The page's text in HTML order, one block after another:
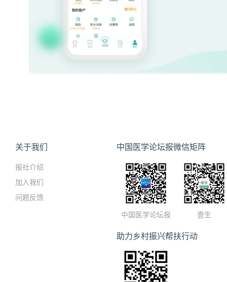
关于我们
报社介绍
加入我们
问题反馈
中国医学论坛报微信矩阵
中国医学论坛报 壹生
助力乡村振兴帮扶行动